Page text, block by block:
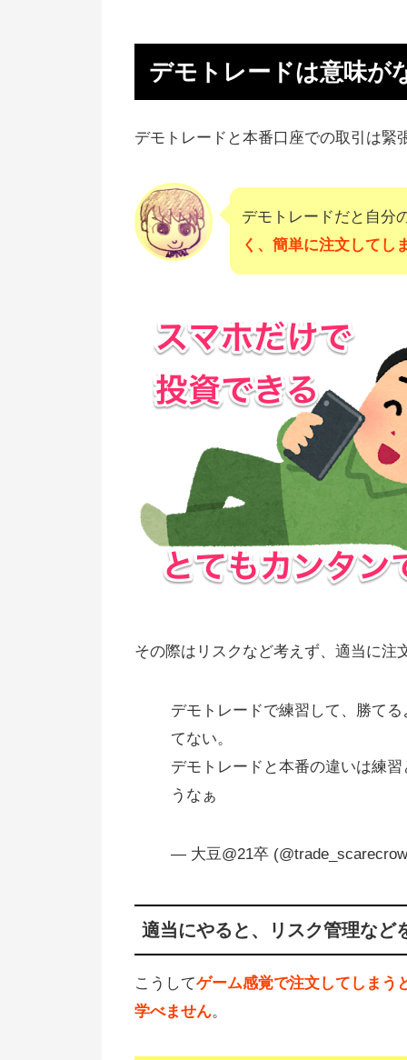
デモトレード口座の選び方
おすすめ会社のデモトレード口座
デモトレードで確認すること
る
【まとめ】登録不要で土日も無
練習できる
デモトレードは意味が
デモトレードと本番口座での取引は緊
デモトレードだと自分
く、簡単に注文してし
その際はリスクなど考えず、適当に注
デモトレードで練習して、勝て
てない。
デモトレードと本番の違いは練
うなぁ
— 大豆@21卒
適当にやると、リスク管理など
こうしてゲーム感覚で注文してしまう
学べません。